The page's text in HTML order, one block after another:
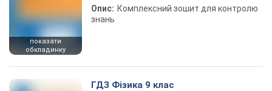
показати
обкладинку
Опис: Комплексний зошит для контролю
знань
ГДЗ Фізика 9 клас